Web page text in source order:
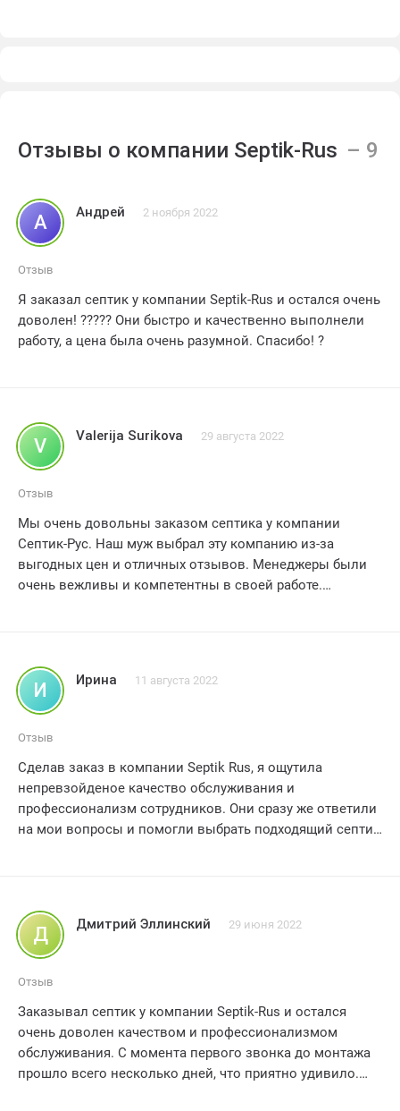
Отзывы о компании Septik-Rus
А Андрей 2 ноября 2022
Отзыв
Я заказал септик у компании Septik-Rus и остался очень
доволен! ????? Они быстро и качественно выполнели
работу, а цена была очень разумной. Спасибо! ?
V Valerija Surikova 29 августа 2022
Отзыв
Мы очень довольны заказом септика у компании
Септик-Рус. Наш муж выбрал эту компанию из-за
выгодных цен и отличных отзывов. Менеджеры были
очень вежливы и компетентны в своей работе.
поставщика септиков. 5 звезд!
И Ирина 11 августа 2022
Отзыв
Сделав заказ в компании Septik Rus, я ощутила
непревзойденое качество обслуживания и
профессионализм сотрудников. Они сразу же ответили
на мои вопросы и помогли выбрать подходящий септик
высокий уровень заботы о клиентах и
профессионализм в своей работе. Я полностью
довольна своим выбором и рекомендую эту компанию
обслуживание — вот что делает Septik Rus настоящим
лидером в своей отрасли. Пять звезд без сомнений
Д Дмитрий Эллинский 29 июня 2022
Отзыв
Заказывал септик у компании Septik-Rus и остался
очень доволен качеством и профессионализмом
обслуживания. С момента первого звонка до монтажа
прошло всего несколько дней, что приятно удивило.